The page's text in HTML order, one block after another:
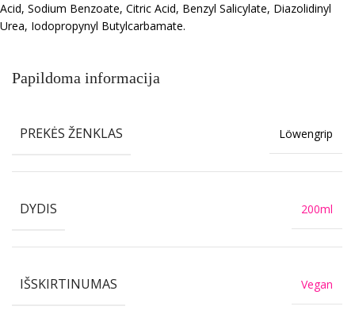
Acid, Sodium Benzoate, Citric Acid, Benzyl Salicylate, Diazolidinyl
Urea, Iodopropynyl Butylcarbamate.
Papildoma informacija
PREKĖS ŽENKLAS Löwengrip
DYDIS 200ml
IŠSKIRTINUMAS Vegan